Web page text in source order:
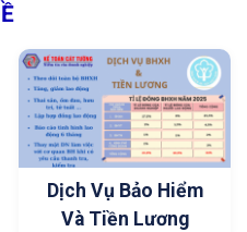
Dịch Vụ Bảo Hiểm
Và Tiền Lương